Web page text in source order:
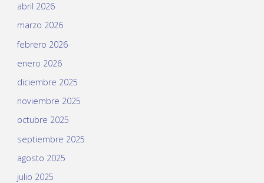
abril 2026
marzo 2026
febrero 2026
enero 2026
diciembre 2025
noviembre 2025
octubre 2025
septiembre 2025
agosto 2025
julio 2025